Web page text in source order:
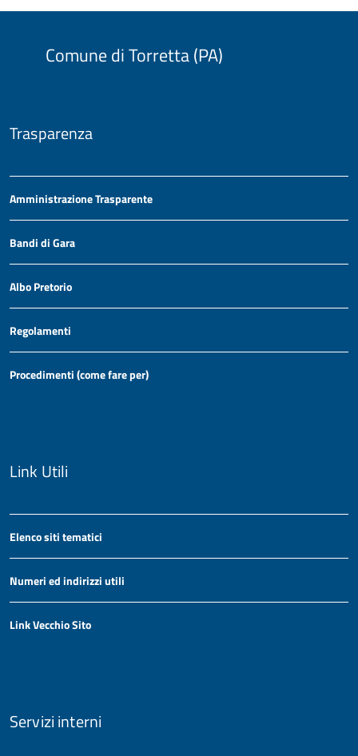
Comune di Torretta (PA)
Trasparenza
Amministrazione Trasparente
Bandi di Gara
Albo Pretorio
Regolamenti
Procedimenti (come fare per)
Link Utili
Elenco siti tematici
Numeri ed indirizzi utili
Link Vecchio Sito
Servizi interni